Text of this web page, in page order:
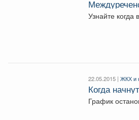
Узнайте
22.05.2015 |ЖКХ и
Когда
График